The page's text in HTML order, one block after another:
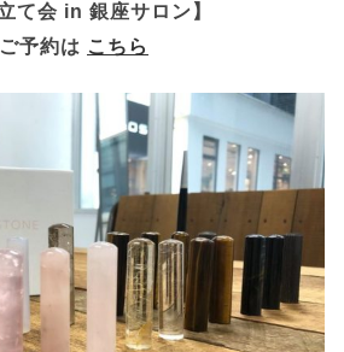
て会 in 銀座サロン】
ご予約は こちら